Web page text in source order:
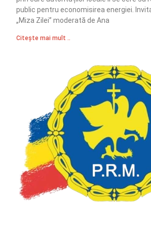
public pentru economisirea energiei.
„Miza Zilei” moderată de Ana
Citește mai mult ..